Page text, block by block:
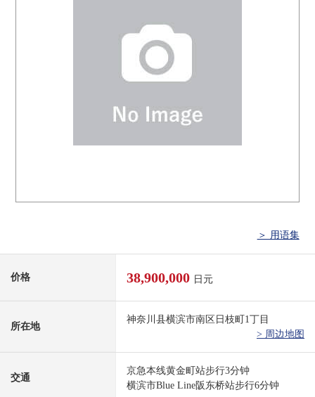
＞ 用语集
价格 38,900,000 日元
所在地
神奈川县横滨市南区日枝町1丁目
> 周边地图
交通
京急本线黄金町站步行3分钟
横滨市Blue Line阪东桥站步行6分钟